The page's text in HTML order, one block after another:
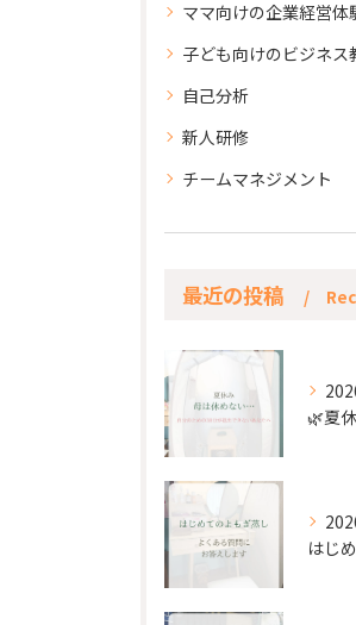
ママ向けの企業経営体
子ども向けのビジネス
自己分析
新人研修
チームマネジメント
最近の投稿